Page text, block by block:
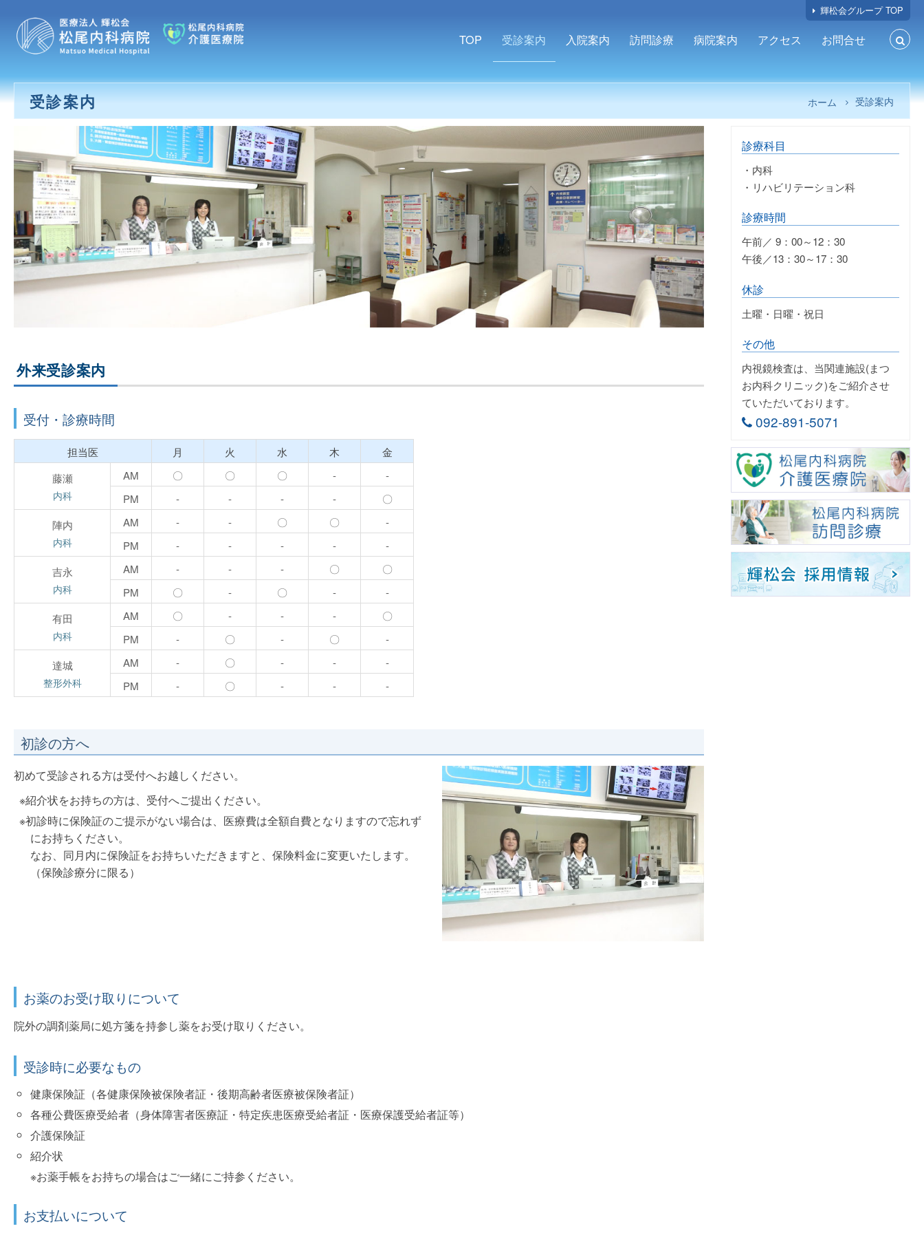
ツ
へ
輝松会グループ TOP
内
病
院
|
医
療
法
グ
ー
プ
TOP 受診案内 入院案内 訪問診療 病院案内 アクセス お問合せ
受診案内 ホーム 受診案内
外来受診案内
受付・診療時間
担当医 月 火 水 木
金
藤瀬
内科
AM 〇 〇 〇 -
-
PM
- - - -
〇
陣内
内科
AM - - 〇 〇
-
PM
- - - -
-
吉永
内科
AM - - - 〇
〇
PM
〇 - 〇 -
-
有田
内科
AM 〇 - - -
〇
PM
- 〇 - 〇
-
達城
整形外科
AM - 〇 - -
-
PM
- 〇 - - -
初診の方へ
初めて受診される方は受付へお越しください。
※紹介状をお持ちの方は、受付へご提出ください。
※初診時に保険証のご提示がない場合は、医療費は全額自費となりますので忘れず
にお持ちください。
なお、同月内に保険証をお持ちいただきますと、保険料金に変更いたします。
（保険診療分に限る）
お薬のお受け取りについて
院外の調剤薬局に処方箋を持参し薬をお受け取りください。
受診時に必要なもの
健康保険証（各健康保険被保険者証・後期高齢者医療被保険者証）
各種公費医療受給者（身体障害者医療証・特定疾患医療受給者証・医療保護受給者証等）
介護保険証
紹介状
※お薬手帳をお持ちの場合はご一緒にご持参ください。
お支払いについて
診療科目
・内科
・リハビリテーション科
診療時間
午前／ 9：00～12：30
午後／13：30～17：30
休診
土曜・日曜・祝日
その他
内視鏡検査は、当関連施設(まつ
お内科クリニック)をご紹介させ
ていただいております。
092-891-5071